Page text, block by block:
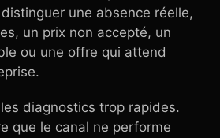
une absence réelle,
un prix non accepté, un
ou une offre qui attend
diagnostics trop rapides.
que le canal ne performe